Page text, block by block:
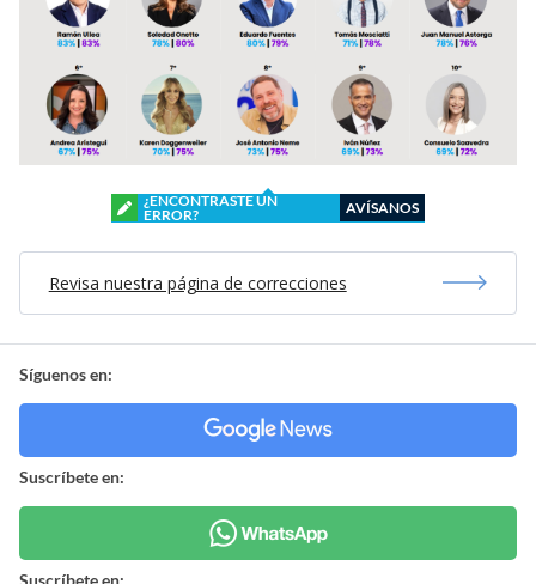
¿ENCONTRASTE UN
ERROR?
AVÍSANOS
Revisa nuestra página de correcciones
Síguenos en:
Suscríbete en:
Suscríbete en: